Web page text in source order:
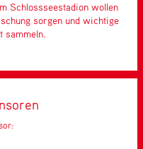
Schlossseestadion wollen
sorgen und wichtige
sammeln.